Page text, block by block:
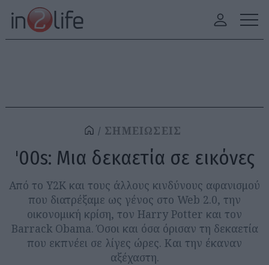
ΣΗΜΕΙΩΣΕΙΣ
'00s: Μια δεκαετία σε εικόνες
Από το Y2K και τους άλλους κινδύνους αφανισμού
που διατρέξαμε ως γένος στο Web 2.0, την
οικονομική κρίση, τον Harry Potter και τον
Barrack Obama. Όσοι και όσα όρισαν τη δεκαετία
που εκπνέει σε λίγες ώρες. Και την έκαναν
αξέχαστη.